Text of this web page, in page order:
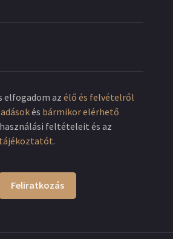
elfogadom azélő és felvételről
és bármikor elérhető
feltételeit és az
.
Feliratkozás